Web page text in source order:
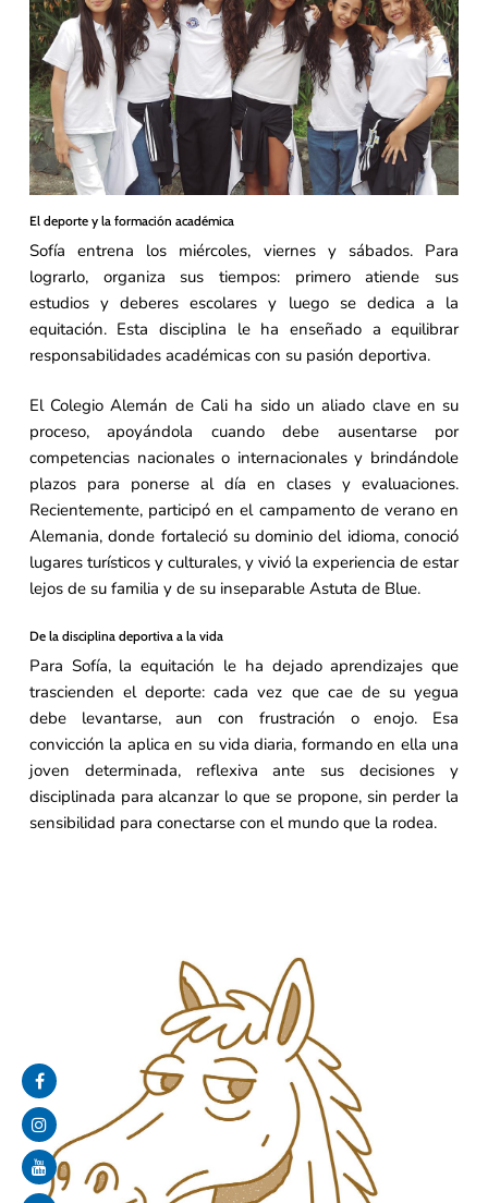
El deporte y la formación académica
Sofía entrena los miércoles, viernes y sábados. Para
lograrlo, organiza sus tiempos: primero atiende sus
estudios y deberes escolares y luego se dedica a la
equitación. Esta disciplina le ha enseñado a equilibrar
responsabilidades académicas con su pasión deportiva.
El Colegio Alemán de Cali ha sido un aliado clave en su
proceso, apoyándola cuando debe ausentarse por
competencias nacionales o internacionales y brindándole
plazos para ponerse al día en clases y evaluaciones.
Recientemente, participó en el campamento de verano en
Alemania, donde fortaleció su dominio del idioma, conoció
lugares turísticos y culturales, y vivió la experiencia de estar
lejos de su familia y de su inseparable Astuta de Blue.
De la disciplina deportiva a la vida
Para Sofía, la equitación le ha dejado aprendizajes que
trascienden el deporte: cada vez que cae de su yegua
debe levantarse, aun con frustración o enojo. Esa
convicción la aplica en su vida diaria, formando en ella una
joven determinada, reflexiva ante sus decisiones y
disciplinada para alcanzar lo que se propone, sin perder la
sensibilidad para conectarse con el mundo que la rodea.